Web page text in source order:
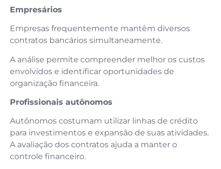
Empresários
Empresas frequentemente mantêm diversos
contratos bancários simultaneamente.
A análise permite compreender melhor os custos
envolvidos e identificar oportunidades de
organização financeira.
Profissionais autônomos
Autônomos costumam utilizar linhas de crédito
para investimentos e expansão de suas atividades.
A avaliação dos contratos ajuda a manter o
controle financeiro.